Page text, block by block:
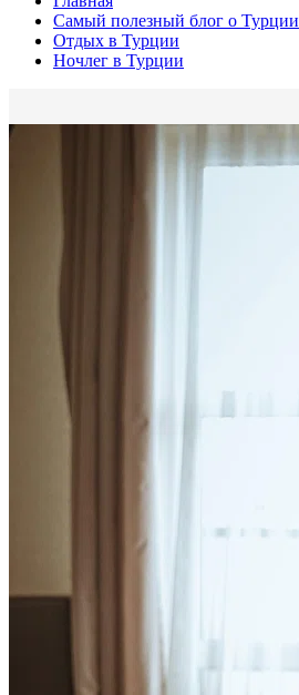
Самый полезный блог о Турции
Отдых в Турции
Ночлег в Турции